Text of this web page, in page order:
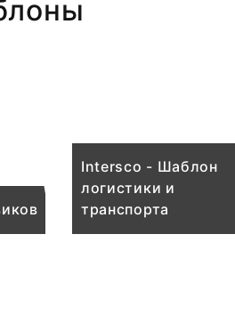
Intersco - Шаблон
логистики и
транспорта